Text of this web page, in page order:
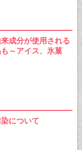
成分が使用される
～アイス、氷菓
について